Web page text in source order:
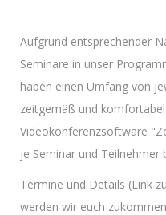
Aufgrund entsprechender
Seminare in unser
haben einen Umfang von
zeitgemäß und
Videokonferenzsoftware
je Seminar und Teilnehmer
Termine und Details (Link
werden wir euch